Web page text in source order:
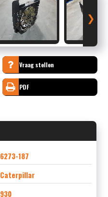
❯
Vraag stellen
PDF
6273-187
Caterpillar
930